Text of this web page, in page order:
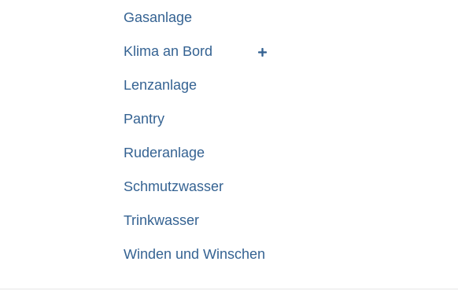
Gasanlage
Klima an Bord
Lenzanlage
Pantry
Ruderanlage
Schmutzwasser
Trinkwasser
Winden und Winschen